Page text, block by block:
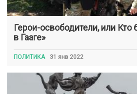
Герои-освободители, или Кто
в Гааге»
ПОЛИТИКА 31 янв 2022